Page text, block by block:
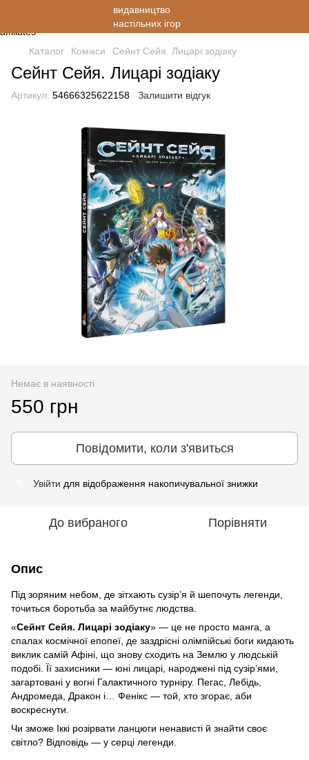
Каталог Комікси Сейнт Сейя. Лицарі зодіаку
Сейнт Сейя. Лицарі зодіаку
Артикул: 54666325622158 Залишити відгук
Немає в наявності
550 грн
Повідомити, коли з'явиться
Увійти для відображення накопичувальної знижки
До вибраного Порівняти
Опис
Під зоряним небом, де зітхають сузір’я й шепочуть легенди,
точиться боротьба за майбутнє людства.
«Сейнт Сейя. Лицарі зодіаку» — це не просто манга, а
спалах космічної епопеї, де заздрісні олімпійські боги кидають
виклик самій Афіні, що знову сходить на Землю у людській
подобі. Її захисники — юні лицарі, народжені під сузір’ями,
загартовані у вогні Галактичного турніру. Пегас, Лебідь,
Андромеда, Дракон і… Фенікс — той, хто згорає, аби
воскреснути.
Чи зможе Іккі розірвати ланцюги ненависті й знайти своє
світло? Відповідь — у серці легенди.